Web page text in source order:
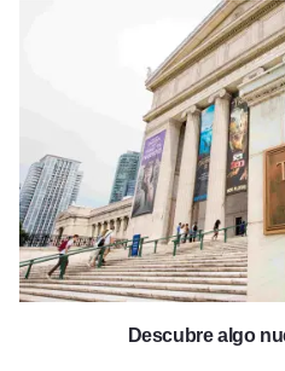
Descubre algo